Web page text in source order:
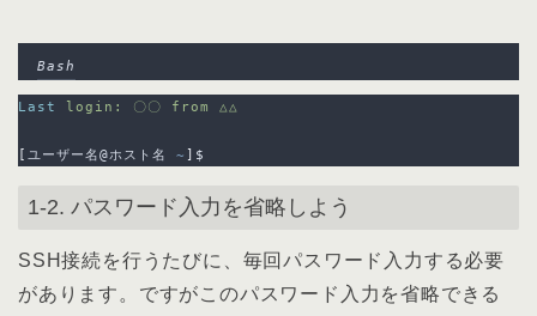
Bash
Last login: 〇〇 from △△
[ ユーザー名@ホスト名 ~ ] $
1-2. パスワード入力を省略しよう
SSH接続を行うたびに、毎回パスワード入力する必要
があります。ですがこのパスワード入力を省略できる